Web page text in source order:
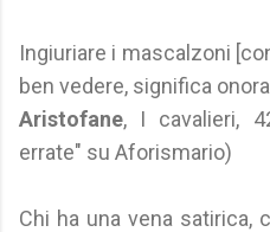
Ingiuriare i mascalzoni
ben vedere, significa
Aristofane, I cavalieri,
errate" su Aforismario)
Chi ha una vena satirica,